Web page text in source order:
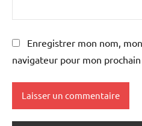
Enregistrer mon nom,
navigateur pour mon